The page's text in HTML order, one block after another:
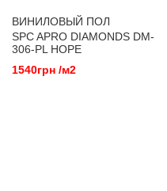
ВИНИЛОВЫЙ ПОЛ
SPC APRO DIAMONDS DM-
306-PL HOPE
1540грн /м2